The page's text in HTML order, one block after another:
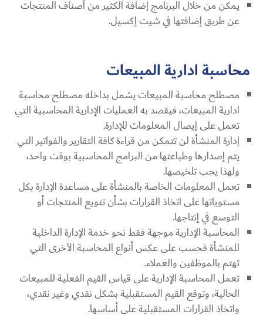
يمكن من خلال البرنامج إضافة الكثير من أصناف المنتجات
عن طريق إضافتها في شيت إكسيل.
محاسبة ادارية المبيعات
مصطلح محاسبة المبيعات يشمل بداخله مصطلح محاسبة
ادارية المبيعات، فيقصد به العمليات الإدارية المحاسبية التي
تعمل على إيصال المعلومات للإدارة.
إدارة المنشأة لن تتمكن من قراءة كافة التقارير والفواتير التي
يتم إصدارها وطباعتها من البرامج المحاسبية بوقت واحد،
ولهذا يجب تلخيصها.
تعمل المعلومات الخاصة بالمنشأة على مساعدة الإدارة بكل
مستوياتها على اتخاذ القرارات بشأن تنويع المنتجات أو
التوسع في إنتاجها.
المحاسبة الإدارية موجهة فقط نحو خدمة الإدارة الداخلية
للمنشأة فحسب على عكس أنواع المحاسبة الأخرى التي
تهتم بالموظفين والعملاء.
تعمل المحاسبة الإدارية على قياس القيم الفعلية للمبيعات
الحالية، وتوقع القيم المستقبلية بشكل نقدي وغير نقدي،
واتخاذ القرارات المستقبلية على أساسها.